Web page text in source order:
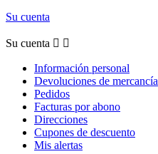
Su cuenta
Su cuenta  
Información personal
Devoluciones de mercancía
Pedidos
Facturas por abono
Direcciones
Cupones de descuento
Mis alertas